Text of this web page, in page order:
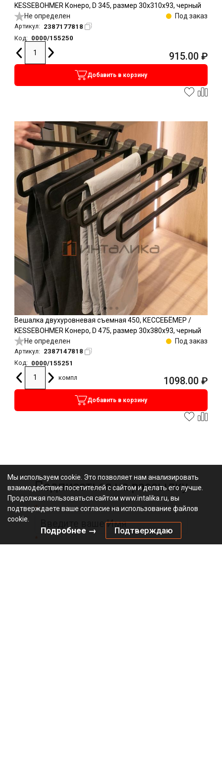
KESSEBOHMER Конеро, D 345, размер 30x310x93, черный
Не определен
Под заказ
Артикул: 2387177818
Код: 0000/155250
915.00 ₽
Добавить в корзину
Вешалка двухуровневая съемная 450, КЕССЕБЁМЕР /
KESSEBOHMER Конеро, D 475, размер 30x380x93, черный
Не определен
Под заказ
Артикул: 2387147818
Код:
0000/155251
компл
1098.00 ₽
Добавить в корзину
Подписаться на рассылку
*
Мы используем cookie. Это позволяет нам анализировать
взаимодействие посетителей с сайтом и делать его лучше.
Продолжая пользоваться сайтом www.intalika.ru, вы
подтверждаете ваше согласие на использование файлов
cookie.
Подробнее → Подтверждаю